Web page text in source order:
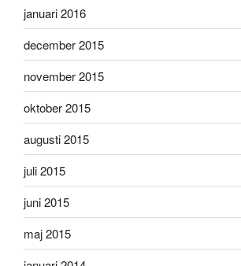
januari 2016
december 2015
november 2015
oktober 2015
augusti 2015
juli 2015
juni 2015
maj 2015